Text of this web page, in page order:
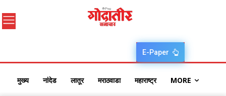
E-Paper
मुख्य नांदेड लातूर मराठवाडा महाराष्ट्र MORE